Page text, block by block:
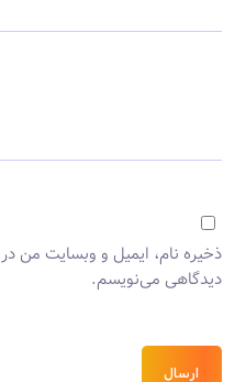
ذخیره نام، ایمیل و وبسایت من در
دیدگاهی می‌نویسم.
ارسال